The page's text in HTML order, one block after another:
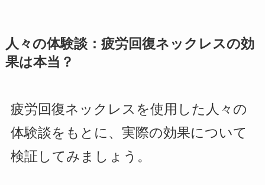
人々の体験談：疲労回復ネックレスの効
果は本当？
疲労回復ネックレスを使用した人々の
体験談をもとに、実際の効果について
検証してみましょう。